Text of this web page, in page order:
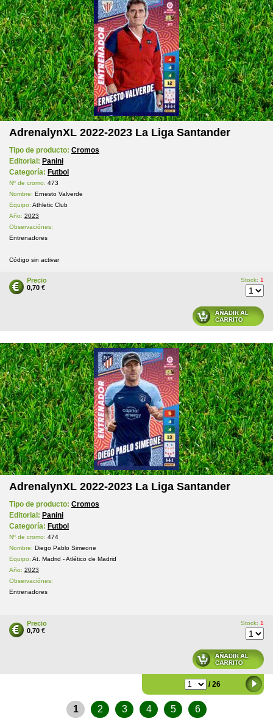
AdrenalynXL 2022-2023 La Liga Santander
Tipo de producto: Cromos
Editorial: Panini
Categoría: Futbol
Nº de cromo: 473
Nombre: Ernesto Valverde
Equipo: Athletic Club
Año: 2023
Observaciónes:
Entrenadores
Código sin activar
Precio
0,70 €
Stock: 1
AdrenalynXL 2022-2023 La Liga Santander
Tipo de producto: Cromos
Editorial: Panini
Categoría: Futbol
Nº de cromo: 474
Nombre: Diego Pablo Simeone
Equipo: At. Madrid - Atlético de Madrid
Año: 2023
Observaciónes:
Entrenadores
Precio
0,70 €
Stock: 1
/ 26
1 2 3 4 5 6